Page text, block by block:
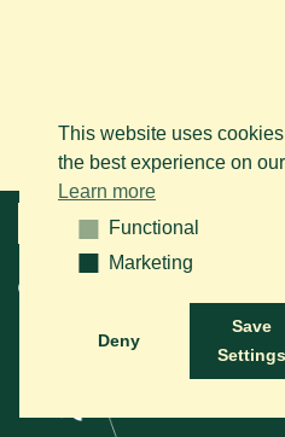
Menu
© 2026 BAPS vzw. Tous droits
(0)14 61 76 09
This website uses
the best experience on
Learn more
Functional
Functional
MarketingMarketing
Deny
Save
Settings